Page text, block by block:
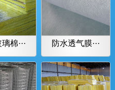
棉··· 防水透气膜···